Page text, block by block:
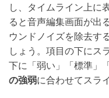
し、タイムライン上に
ると音声編集画面が出
ウンドノイズを除去す
しょう。項目の下にス
下に「弱い」「標準」
の強弱に合わせてスラ